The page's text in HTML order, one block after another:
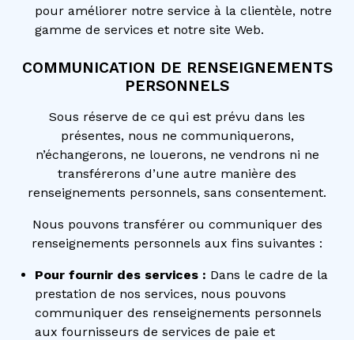
pour améliorer notre service à la clientèle, notre
gamme de services et notre site Web.
COMMUNICATION DE RENSEIGNEMENTS
PERSONNELS
Sous réserve de ce qui est prévu dans les
présentes, nous ne communiquerons,
n’échangerons, ne louerons, ne vendrons ni ne
transférerons d’une autre manière des
renseignements personnels, sans consentement.
Nous pouvons transférer ou communiquer des
renseignements personnels aux fins suivantes :
Pour fournir des services : Dans le cadre de la
prestation de nos services, nous pouvons
communiquer des renseignements personnels
aux fournisseurs de services de paie et